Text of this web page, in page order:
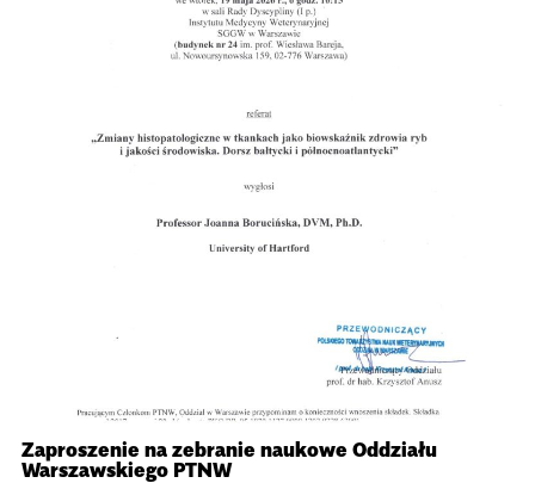
Zaproszenie na zebranie naukowe Oddziału
Warszawskiego PTNW